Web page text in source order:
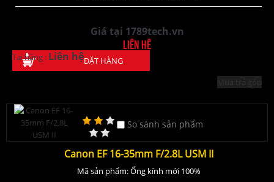
Giá tại 1789tech.vn
Liên hệ
Tại hãng : Liên hệĐẶT HÀNG
So sánh sản phẩm
Canon EF 16-35mm F/2.8L USM II
Mã sản phẩm: Ống kính mới 100%